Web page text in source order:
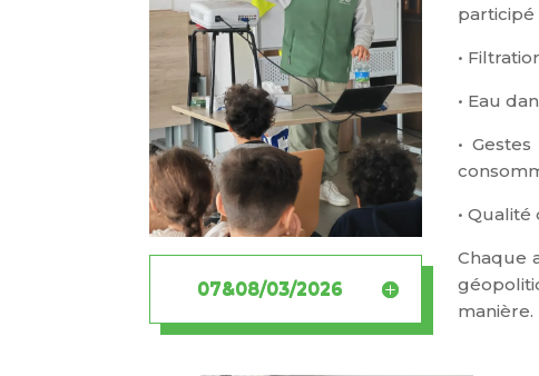
07&08/03/2026
participé
•
• Eau
•
•
Chaque
manière.